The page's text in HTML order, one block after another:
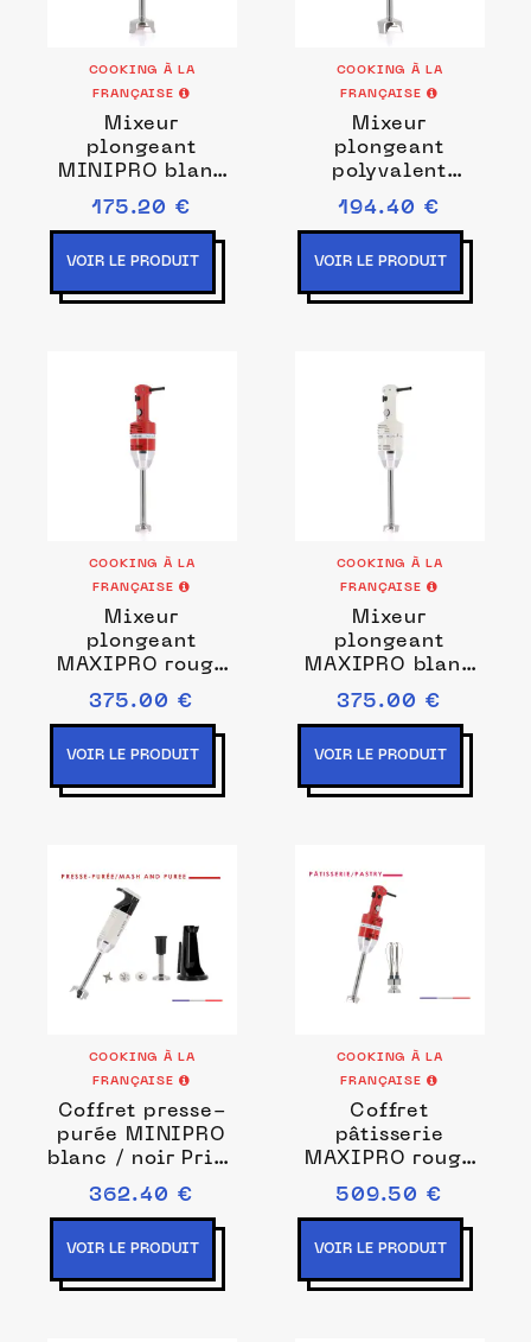
COOKING À LA
FRANÇAISE
Mixeur
plongeant
MINIPRO blanc
Prise de courant
EU
175.20 €
VOIR LE PRODUIT
COOKING À LA
FRANÇAISE
Mixeur
plongeant
polyvalent
MINIPRO rouge /
noir Couleurs
194.40 €
VOIR LE PRODUIT
COOKING À LA
FRANÇAISE
Mixeur
plongeant
MAXIPRO rouge
Couleurs Rouge
375.00 €
VOIR LE PRODUIT
COOKING À LA
FRANÇAISE
Mixeur
plongeant
MAXIPRO blanc
Prise de courant
EU
375.00 €
VOIR LE PRODUIT
COOKING À LA
FRANÇAISE
Coffret presse-
purée MINIPRO
blanc / noir Prise
de courant EU
362.40 €
VOIR LE PRODUIT
COOKING À LA
FRANÇAISE
Coffret
pâtisserie
MAXIPRO rouge
Prise de courant
EU
509.50 €
VOIR LE PRODUIT